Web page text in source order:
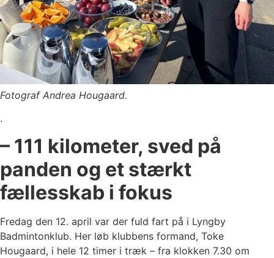
Fotograf Andrea Hougaard.
.
– 111 kilometer, sved på
panden og et stærkt
fællesskab i fokus
Fredag den 12. april var der fuld fart på i Lyngby
Badmintonklub. Her løb klubbens formand, Toke
Hougaard, i hele 12 timer i træk – fra klokken 7.30 om